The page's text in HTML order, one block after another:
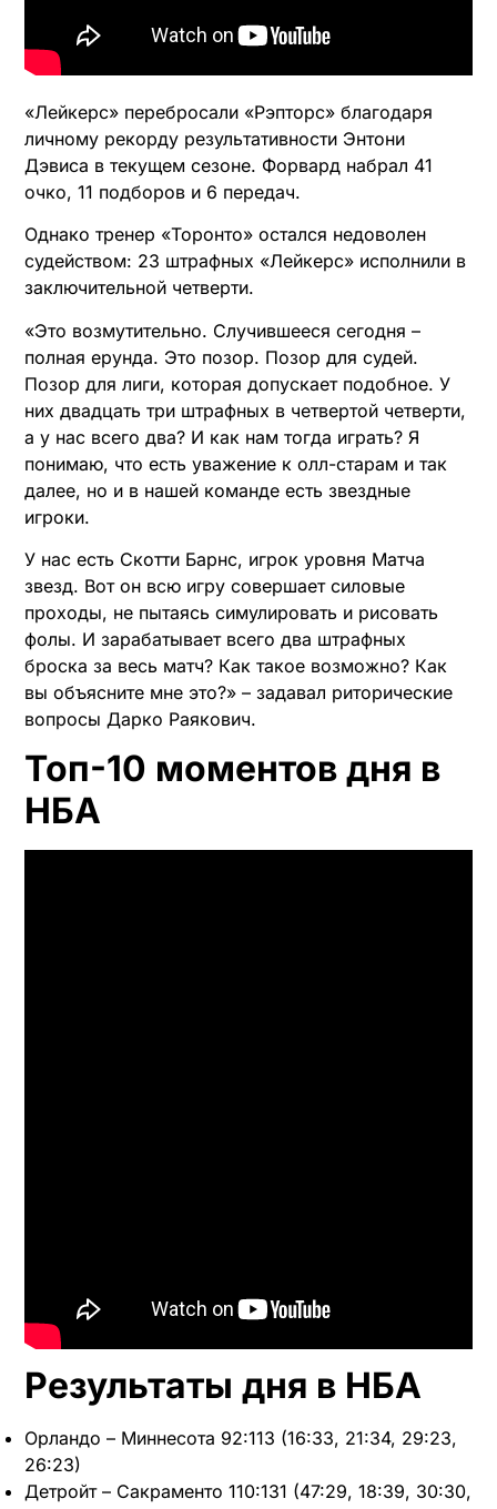
«Лейкерс» перебросали «Рэпторс» благодаря
личному рекорду результативности Энтони
Дэвиса в текущем сезоне. Форвард набрал 41
очко, 11 подборов и 6 передач.
Однако тренер «Торонто» остался недоволен
судейством: 23 штрафных «Лейкерс» исполнили в
заключительной четверти.
«Это возмутительно. Случившееся сегодня –
полная ерунда. Это позор. Позор для судей.
Позор для лиги, которая допускает подобное. У
них двадцать три штрафных в четвертой четверти,
а у нас всего два? И как нам тогда играть? Я
понимаю, что есть уважение к олл-старам и так
далее, но и в нашей команде есть звездные
игроки.
У нас есть Скотти Барнс, игрок уровня Матча
звезд. Вот он всю игру совершает силовые
проходы, не пытаясь симулировать и рисовать
фолы. И зарабатывает всего два штрафных
броска за весь матч? Как такое возможно? Как
вы объясните мне это?» – задавал риторические
вопросы Дарко Раякович.
Топ-10 моментов дня в
НБА
Результаты дня в НБА
Орландо – Миннесота 92:113 (16:33, 21:34, 29:23,
26:23)
Детройт – Сакраменто 110:131 (47:29, 18:39, 30:30,